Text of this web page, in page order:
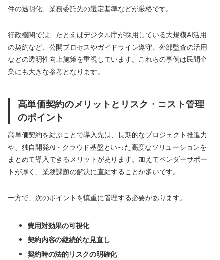
件の透明化、業務委託先の選定基準などが厳格です。
行政機関では、たとえばデジタル庁が採用している大規模AI活用
の契約など、公開プロセスやガイドライン遵守、外部監査の活用
などの透明性向上施策を重視しています。これらの事例は民間企
業にも大きな参考となります。
高単価契約のメリットとリスク・コスト管理
のポイント
高単価契約を結ぶことで導入先は、長期的なプロジェクト推進力
や、独自開発AI・クラウド基盤といった高度なソリューションを
まとめて導入できるメリットがあります。加えてベンダーサポー
トが厚く、業務課題の解決に直結することが多いです。
一方で、次のポイントを慎重に管理する必要があります。
費用対効果の可視化
契約内容の継続的な見直し
契約時の法的リスクの明確化